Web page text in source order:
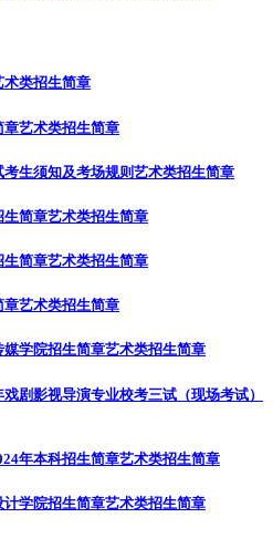
术类招生简章
章艺术类招生简章
生须知及考场规则艺术类招生简章
生简章艺术类招生简章
生简章艺术类招生简章
章艺术类招生简章
媒学院招生简章艺术类招生简章
剧影视导演专业校考三试（现场考试）
年本科招生简章艺术类招生简章
计学院招生简章艺术类招生简章